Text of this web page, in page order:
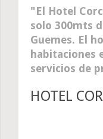
El Hotel
solo 300mts
Guemes. El
habitaciones
servicios de
HOTEL